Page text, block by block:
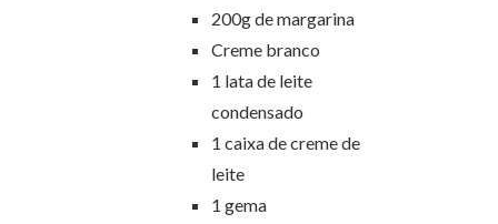
200g de margarina
Creme branco
1 lata de leite
condensado
1 caixa de creme de
leite
1 gema